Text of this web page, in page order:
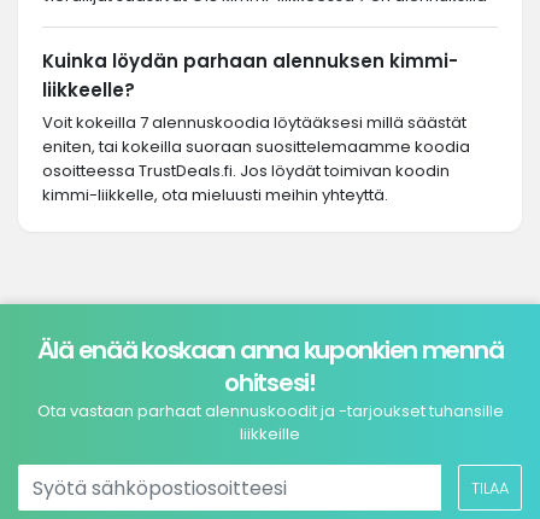
Kuinka löydän parhaan alennuksen kimmi-
liikkeelle?
Voit kokeilla 7 alennuskoodia löytääksesi millä säästät
eniten, tai kokeilla suoraan suosittelemaamme koodia
osoitteessa TrustDeals.fi. Jos löydät toimivan koodin
kimmi-liikkelle, ota mieluusti meihin yhteyttä.
Älä enää koskaan anna kuponkien mennä
ohitsesi!
Ota vastaan parhaat alennuskoodit ja -tarjoukset tuhansille
liikkeille
TILAA